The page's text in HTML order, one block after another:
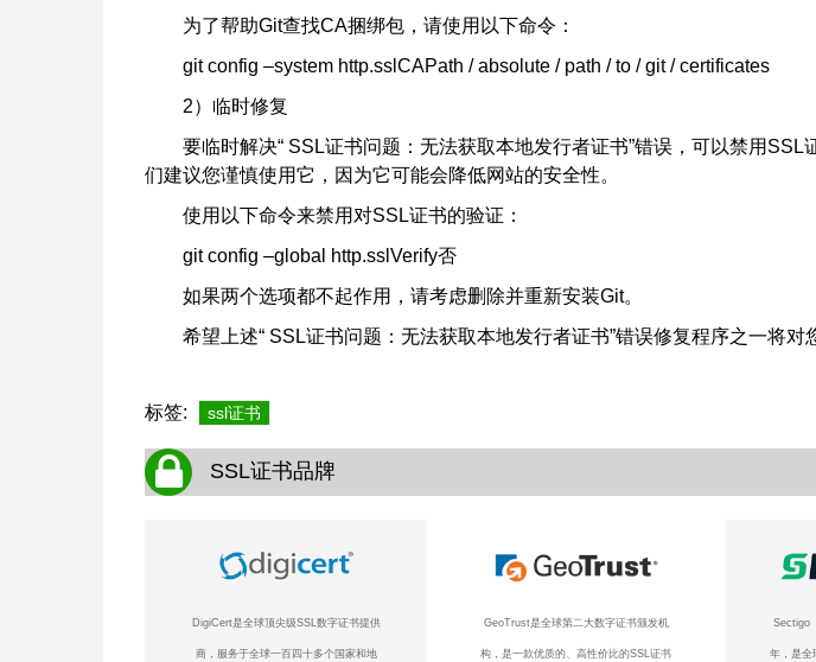
为了帮助Git查找CA捆绑包，请使用以下命令：
git config –system http.sslCAPath / absolute / path / to / git / certificates
2）临时修复
要临时解决“ SSL证书问题：无法获取本地发行者证书”错误，可以禁用SSL
们建议您谨慎使用它，因为它可能会降低网站的安全性。
使用以下命令来禁用对SSL证书的验证：
git config –global http.sslVerify否
如果两个选项都不起作用，请考虑删除并重新安装Git。
希望上述“ SSL证书问题：无法获取本地发行者证书”错误修复程序之一将对
标签: ssl证书
SSL证书品牌
DigiCert是全球顶尖级SSL数字证书提供
商，服务于全球一百四十多个国家和地
GeoTrust是全球第二大数字证书颁发机
构，是一款优质的、高性价比的SSL证书
Sectigo
年，是全